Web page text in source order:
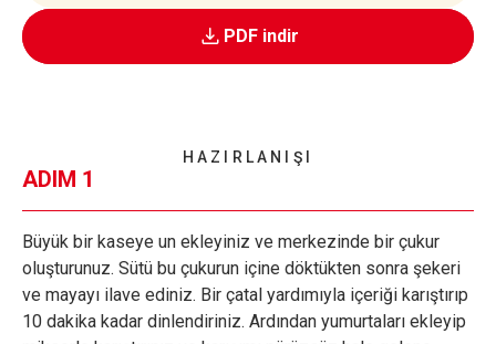
PDF indir
HAZIRLANIŞI
ADIM 1
Büyük bir kaseye un ekleyiniz ve merkezinde bir çukur
oluşturunuz. Sütü bu çukurun içine döktükten sonra şekeri
ve mayayı ilave ediniz. Bir çatal yardımıyla içeriği karıştırıp
10 dakika kadar dinlendiriniz. Ardından yumurtaları ekleyip